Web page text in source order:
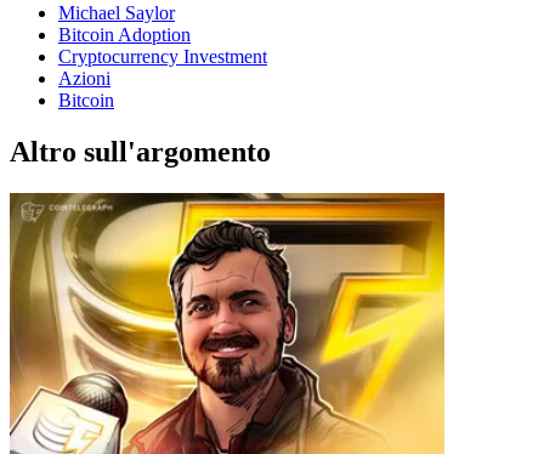
Michael Saylor
Bitcoin Adoption
Cryptocurrency Investment
Azioni
Bitcoin
Altro sull'argomento